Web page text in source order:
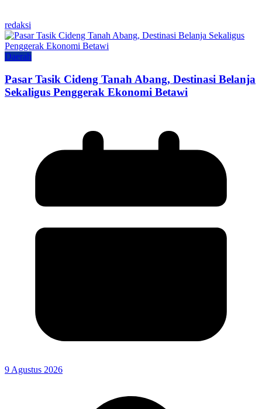
redaksi
Daerah
Pasar Tasik Cideng Tanah Abang, Destinasi Belanja
Sekaligus Penggerak Ekonomi Betawi
9 Agustus 2026